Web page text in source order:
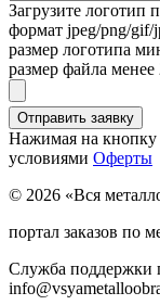
Загрузите логотип
формат jpeg/png/gif/
размер логотипа
размер файла
Нажимая на кнопку
условиями Оферты
© 2026 «Вся
портал заказов по
Служба поддержки